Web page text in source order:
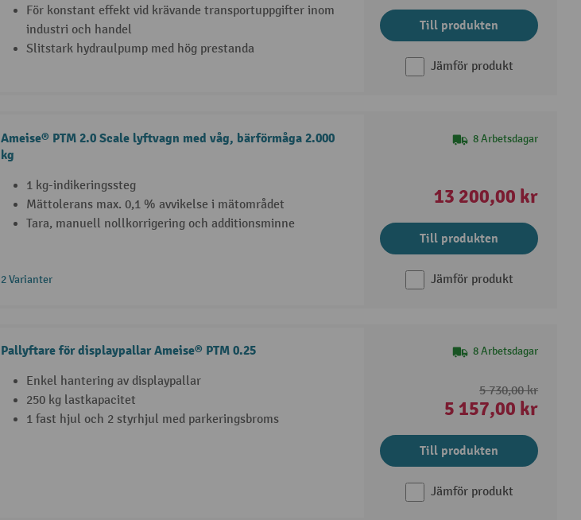
För konstant effekt vid krävande transportuppgifter inom
industri och handel
Slitstark hydraulpump med hög prestanda
Till produkten
Jämför produkt
Ameise® PTM 2.0 Scale lyftvagn med våg, bärförmåga 2.000
kg
1 kg-indikeringssteg
Mättolerans max. 0,1 % avvikelse i mätområdet
Tara, manuell nollkorrigering och additionsminne
2 Varianter
8 Arbetsdagar
13 200,00 kr
Till produkten
Jämför produkt
Pallyftare för displaypallar Ameise® PTM 0.25
Enkel hantering av displaypallar
250 kg lastkapacitet
1 fast hjul och 2 styrhjul med parkeringsbroms
8 Arbetsdagar
5 730,00 kr
5 157,00 kr
Till produkten
Jämför produkt